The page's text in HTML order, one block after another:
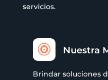
servicios.
 Nuestra
Brindar soluciones